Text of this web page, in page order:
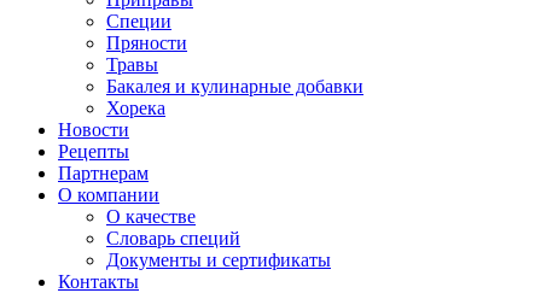
Специи
Пряности
Травы
Бакалея и кулинарные добавки
Хорека
Новости
Рецепты
Партнерам
О компании
О качестве
Словарь специй
Документы и сертификаты
Контакты